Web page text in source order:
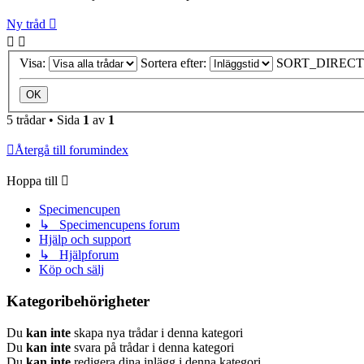
Ny tråd
Visa: Sortera efter:
5 trådar • Sida 1 av 1
Återgå till forumindex
Hoppa till
Specimencupen
↳ Specimencupens forum
Hjälp och support
↳ Hjälpforum
Köp och sälj
Kategoribehörigheter
Du kan inte skapa nya trådar i denna kategori
Du kan inte svara på trådar i denna kategori